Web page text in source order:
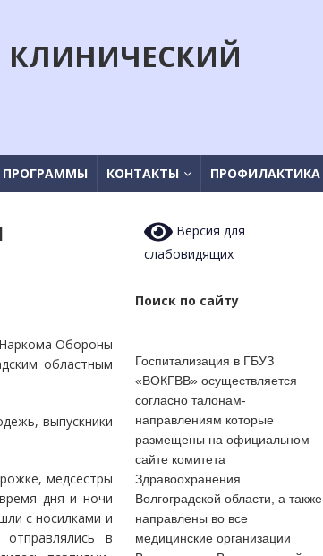
КЛИНИЧЕСКИЙ
ПРОГРАММЫ КОНТАКТЫ ПРОФИЛАКТИКА
Наркома Обороны
областным
выпускники
медсестры
дня и ночи
с носилками и
в
Версия для
слабовидящих
Поиск по сайту
Госпитализация в ГБУЗ
«ВОКГВВ» осуществляется
согласно талонам-
направлениям которые
размещены на официальном
сайте комитета
Здравоохранения
Волгоградской области, а также
направлены во все
медицинские организации